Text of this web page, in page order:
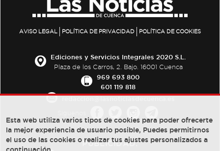
AVISO LEGAL POLÍTICA DE PRIVACIDAD POLÍTICA DE COOKIES
Ediciones y Servicios Integrales 2020 S.L.
Plaza de los Carros, 2. Bajo. 16001 Cuenca
969 693 800
601 119 818
PUBLICIDAD:
Esta web utiliza varios tipos de cookies para poder ofrecerte
la mejor experiencia de usuario posible, Puedes permitirnos
el uso de las cookies o realizar tus ajustes personalizados a